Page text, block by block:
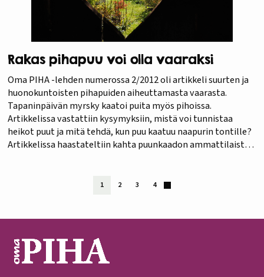
Rakas pihapuu voi olla vaaraksi
Oma PIHA -lehden numerossa 2/2012 oli artikkeli suurten ja
huonokuntoisten pihapuiden aiheuttamasta vaarasta.
Tapaninpäivän myrsky kaatoi puita myös pihoissa.
Artikkelissa vastattiin kysymyksiin, mistä voi tunnistaa
heikot puut ja mitä tehdä, kun puu kaatuu naapurin tontille?
Artikkelissa haastateltiin kahta puunkaadon ammattilaista,
1 2 3 4